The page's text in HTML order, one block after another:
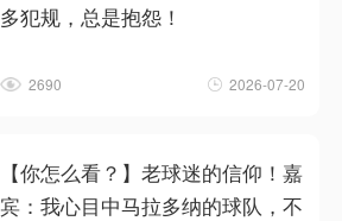
多犯规，总是抱怨！
2690 2026-07-20
【你怎么看？】老球迷的信仰！嘉
宾：我心目中马拉多纳的球队，不